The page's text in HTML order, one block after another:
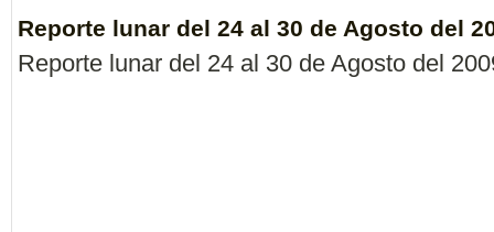
Reporte lunar del 24 al 30 de Agosto del
Reporte lunar del 24 al 30 de Agosto del